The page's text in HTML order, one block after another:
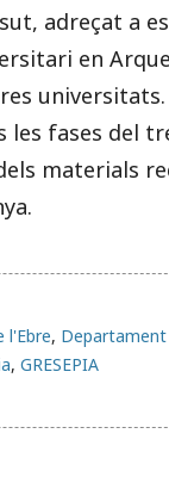
adreçat a
en
fases del
materials
l'Ebre,
, GRESEPIA